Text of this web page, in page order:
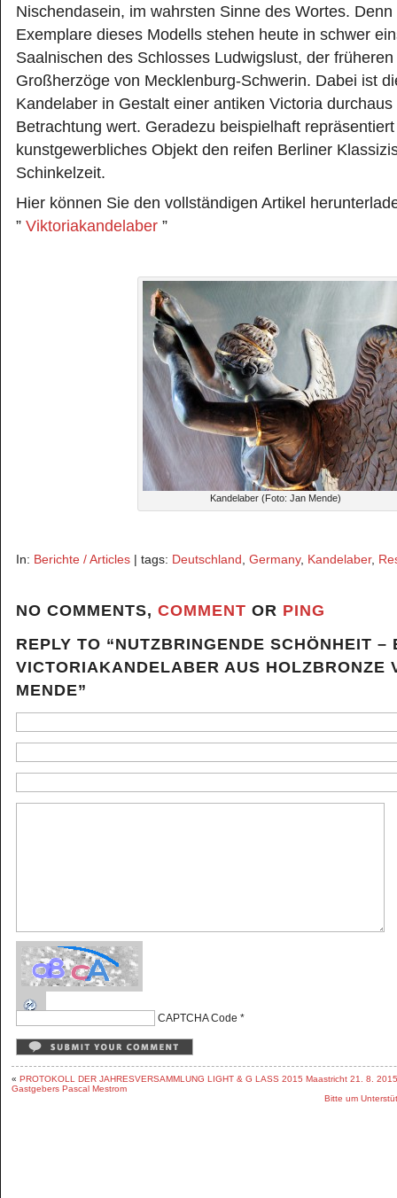
Nischendasein, im wahrsten Sinne des Wortes.
Exemplare dieses Modells stehen heute in schwer
Saalnischen des Schlosses Ludwigslust, der
Großherzöge von Mecklenburg-Schwerin. Dabei ist
Kandelaber in Gestalt einer antiken Victoria
Betrachtung wert. Geradezu beispielhaft
kunstgewerbliches Objekt den reifen Berliner
Schinkelzeit.
Hier können Sie den vollständigen Artikel
” Viktoriakandelaber ”
Kandelaber (Foto: Jan Mende)
In: Berichte / Articles | tags: Deutschland Germany, Kandelaber,
NO COMMENTS, COMMENT OR PING
REPLY TO “NUTZBRINGENDE SCHÖNHEIT –
VICTORIAKANDELABER AUS HOLZBRONZE
MENDE”
CAPTCHA Code *
« PROTOKOLL DER JAHRESVERSAMMLUNG LIGHT & G LASS 2015 Maastricht 21. 8.
Gastgebers Pascal Mestrom
Bitte um